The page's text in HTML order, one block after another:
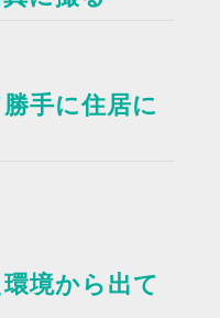
手に住居に
境から出て